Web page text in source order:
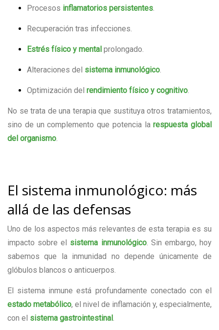
Procesos inflamatorios persistentes.
Recuperación tras infecciones.
Estrés físico y mental prolongado.
Alteraciones del sistema inmunológico.
Optimización del rendimiento físico y cognitivo.
No se trata de una terapia que sustituya otros tratamientos,
sino de un complemento que potencia larespuesta global
del organismo.
El sistema inmunológico: más
allá de las defensas
Uno de los aspectos más relevantes de esta terapia es su
impacto sobre el sistema inmunológico. Sin embargo, hoy
sabemos que la inmunidad no depende únicamente de
glóbulos blancos o anticuerpos.
El sistema inmune está profundamente conectado con el
estado metabólico, el nivel de inflamación y, especialmente,
con el sistema gastrointestinal .